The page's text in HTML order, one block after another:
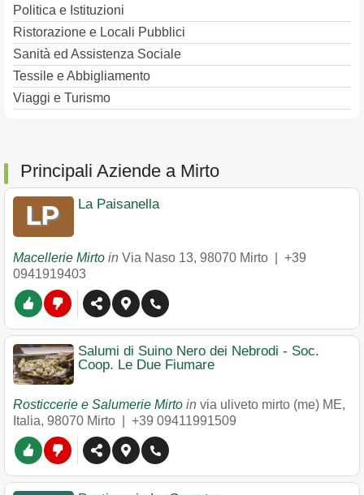
Politica e Istituzioni
Ristorazione e Locali Pubblici
Sanità ed Assistenza Sociale
Tessile e Abbigliamento
Viaggi e Turismo
Principali Aziende a Mirto
La Paisanella
Macellerie Mirto in Via Naso 13, 98070 Mirto
+39
0941919403
Salumi di Suino Nero dei Nebrodi - Soc.
Coop. Le Due Fiumare
Rosticcerie e Salumerie Mirto in via uliveto mirto (me) ME,
Italia, 98070 Mirto +39 09411991509